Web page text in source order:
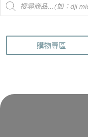
search
購物專區